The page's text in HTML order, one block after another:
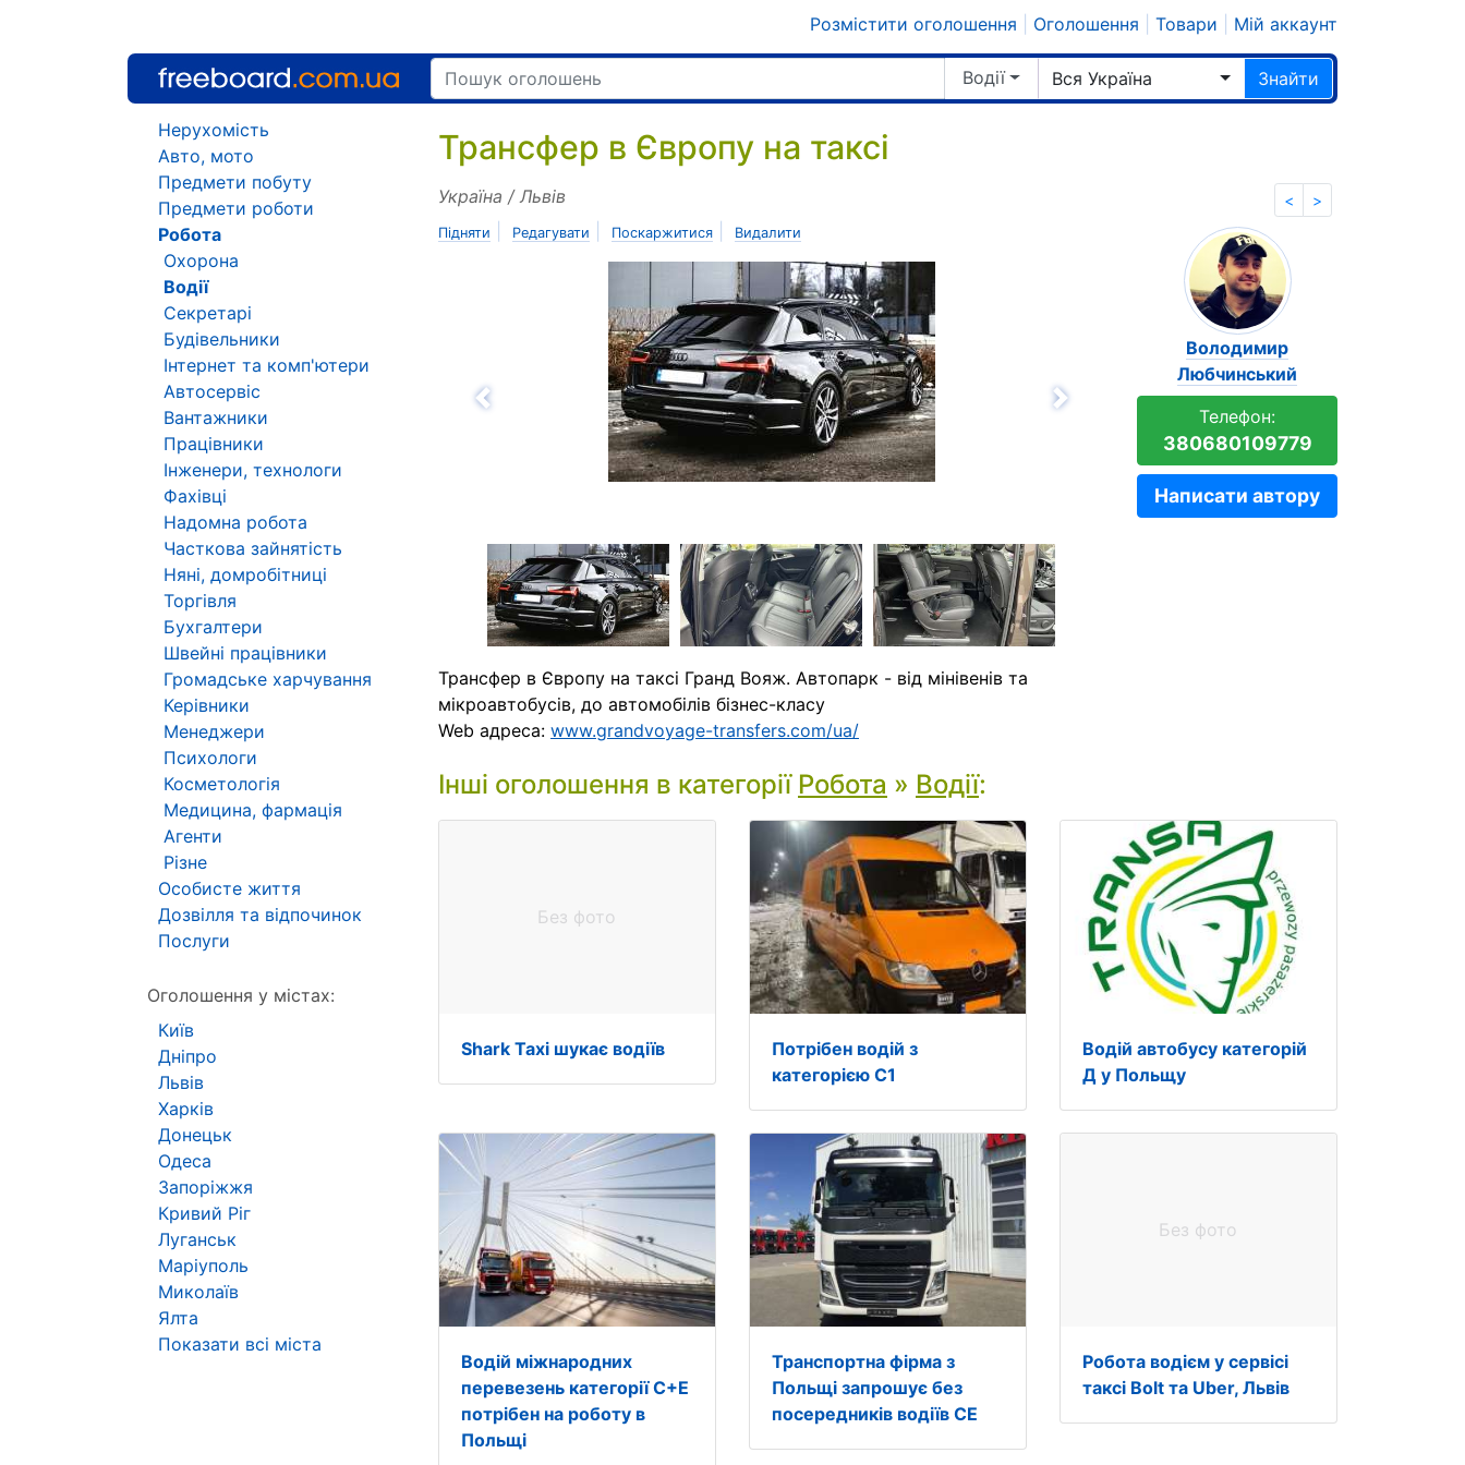
Розмістити оголошення Оголошення Товари Мій аккаунт
Водії Вся Україна Знайти
Трансфер в Європу на таксі
< >
Україна / Львів
Підняти Редагувати Поскаржитися Видалити
Назад
Трансфер в Європу на таксі Гранд Вояж. Автопарк - від мінівенів та
мікроавтобусів, до автомобілів бізнес-класу
Web адреса: www.grandvoyage-transfers.com/ua/
Володимир
Любчинський
Телефон:
380680109779
Написати автору
Інші оголошення в категорії Робота » Водії:
Без фото
Shark Taxi шукає водіїв
Потрібен водій з
категорією С1
Водій автобусу категорій
Д у Польщу
Водій міжнародних
перевезень категорії С+Е
потрібен на роботу в
Польщі
Транспортна фірма з
Польщі запрошує без
посередників водіїв CE
Без фото
Робота водієм у сервісі
таксі Bolt та Uber, Львів
Нерухомість
Авто, мото
Предмети побуту
Предмети роботи
Робота
Охорона
Водії
Секретарі
Будівельники
Інтернет та комп'ютери
Автосервіс
Вантажники
Працівники
Інженери, технологи
Фахівці
Надомна робота
Часткова зайнятість
Няні, домробітниці
Торгівля
Бухгалтери
Швейні працівники
Громадське харчування
Керівники
Менеджери
Психологи
Косметологія
Медицина, фармація
Агенти
Різне
Особисте життя
Дозвілля та відпочинок
Послуги
Оголошення у містах:
Київ
Дніпро
Львів
Харків
Донецьк
Одеса
Запоріжжя
Кривий Ріг
Луганськ
Маріуполь
Миколаїв
Ялта
Показати всі міста